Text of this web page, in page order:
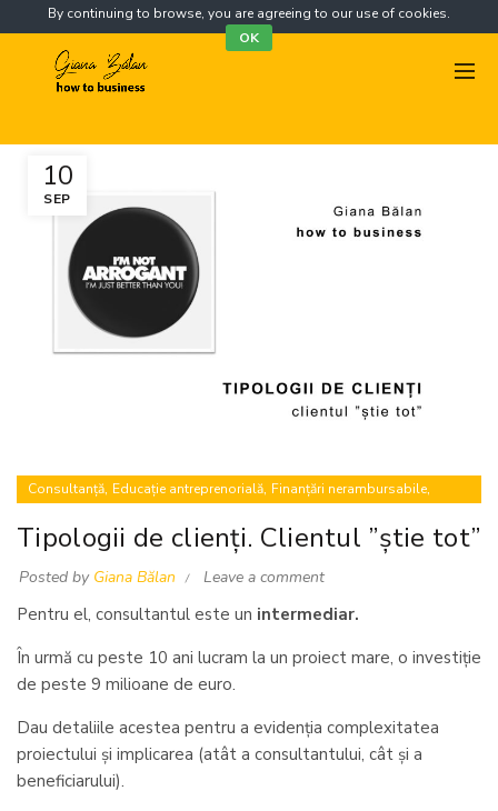
10
SEP
Consultanță, Educație antreprenorială, Finanțări nerambursabile,
Tipologii de clienți. Clientul ”știe tot”
Posted by Giana Bălan Leave a comment
Pentru el, consultantul este un intermediar.
În urmă cu peste 10 ani lucram la un proiect mare, o investiție
de peste 9 milioane de euro.
Dau detaliile acestea pentru a evidenția complexitatea
proiectului și implicarea (atât a consultantului, cât și a
beneficiarului).
By continuing to browse, you are agreeing to our use of cookies.
OK